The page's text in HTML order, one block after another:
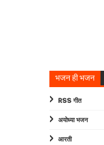
भजन ही भजन
RSS गीत
अयोध्या भजन
आरती